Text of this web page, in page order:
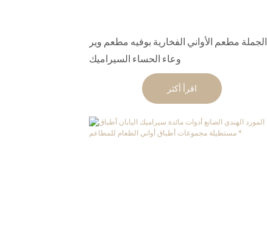
الجملة مطعم الأواني الفخارية بوفيه مطعم وير
وعاء الحساء السيراميك
اقرأ أكثر